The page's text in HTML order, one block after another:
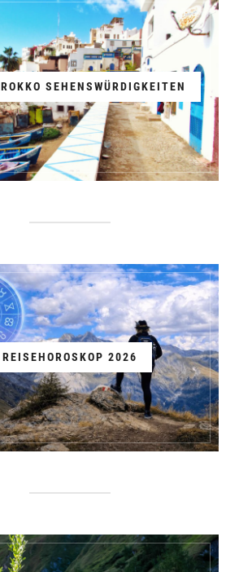
SEHENSWÜRDIGKEITEN
REISEHOROSKOP 2026